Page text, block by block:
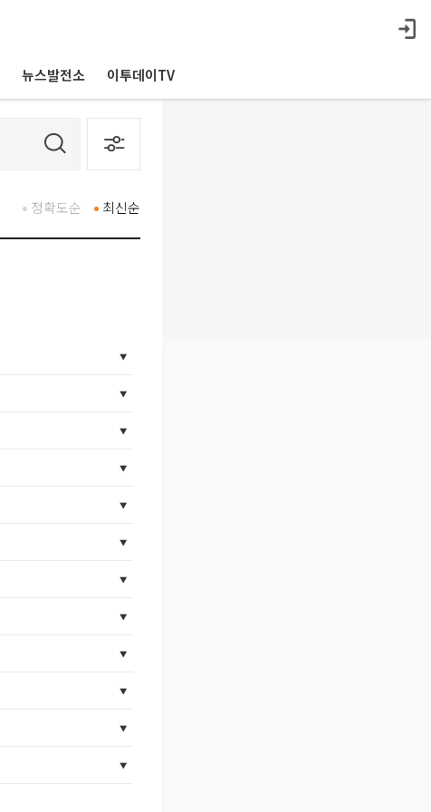
뉴스발전소 이투데이TV
최신순
정확도순